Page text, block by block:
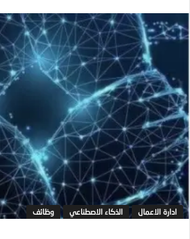
ادارة الاعمال الذكاء الاصطناعي وظائف